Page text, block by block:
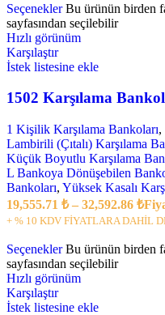
Seçenekler Bu ürünün birden
sayfasından seçilebilir
Hızlı görünüm
Karşılaştır
İstek listesine ekle
1502 Karşılama
1 Kişilik Karşılama Bankoları,
Lambirili (Çıtalı) Karşılama
Küçük Boyutlu Karşılama
L Bankoya Dönüşebilen
Bankoları, Yüksek Kasalı
19,555.71 ₺ – 32,592.86 ₺
+ % 10 KDV FİYATLARA DAHİL
Seçenekler Bu ürünün birden
sayfasından seçilebilir
Hızlı görünüm
Karşılaştır
İstek listesine ekle